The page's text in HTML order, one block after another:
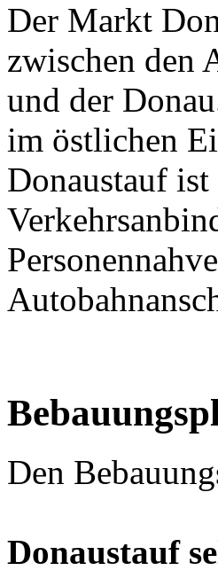
Der Markt
zwischen den
und der
im östlichen
Donaustauf
Den
Donaustauf